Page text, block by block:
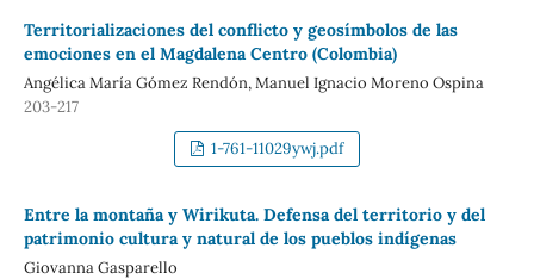
Territorializaciones del conflicto y geosímbolos de las
emociones en el Magdalena Centro (Colombia)
Angélica María Gómez Rendón, Manuel Ignacio Moreno Ospina
203-217
1-761-11029ywj.pdf
Entre la montaña y Wirikuta. Defensa del territorio y del
patrimonio cultura y natural de los pueblos indígenas
Giovanna Gasparello